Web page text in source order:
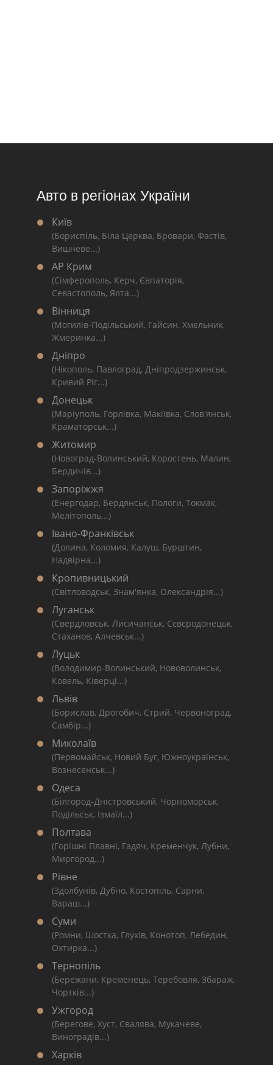
Авто в регіонах України
Київ
(Бориспіль, Біла Церква, Бровари, Фастів,
Вишневе...)
АР Крим
(Сімферополь, Керч, Євпаторія,
Севастополь, Ялта...)
Вінниця
(Могилів-Подільський, Гайсин, Хмельник,
Жмеринка...)
Дніпро
(Нікополь, Павлоград, Дніпродзержинськ,
Кривий Ріг...)
Донецьк
(Маріуполь, Горлівка, Макіївка, Слов'янськ,
Краматорськ...)
Житомир
(Новоград-Волинський, Коростень, Малин,
Бердичів...)
Запоріжжя
(Енергодар, Бердянськ, Пологи, Токмак,
Мелітополь...)
Івано-Франківськ
(Долина, Коломия, Калуш, Бурштин,
Надвірна...)
Кропивницький
(Світловодськ, Знам'янка, Олександрія...)
Луганськ
(Свердловськ, Лисичанськ, Сєвєродонецьк,
Стаханов, Алчевськ...)
Луцьк
(Володимир-Волинський, Нововолинськ,
Ковель, Ківерці...)
Львів
(Борислав, Дрогобич, Стрий, Червоноград,
Самбір...)
Миколаїв
(Первомайськ, Новий Буг, Южноукраїнськ,
Вознесенськ...)
Одеса
(Білгород-Дністровський, Чорноморськ,
Подільськ, Ізмаїл...)
Полтава
(Горішні Плавні, Гадяч, Кременчук, Лубни,
Миргород...)
Рівне
(Здолбунів, Дубно, Костопіль, Сарни,
Вараш...)
Суми
(Ромни, Шостка, Глухів, Конотоп, Лебедин,
Охтирка...)
Тернопіль
(Бережани, Кременець, Теребовля, Збараж,
Чортків...)
Ужгород
(Берегове, Хуст, Свалява, Мукачеве,
Виноградів...)
Харків